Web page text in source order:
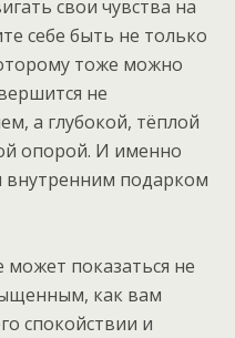
свои чувства на
себе быть не только
тоже можно
не
а глубокой, тёплой
опорой. И именно
внутренним подарком
показаться не
как вам
спокойствии и